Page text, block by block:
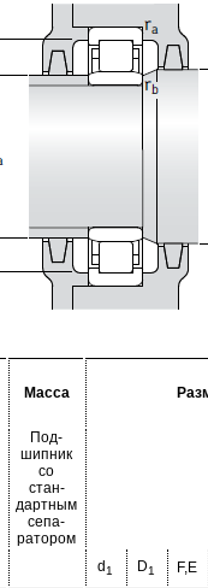
Масса
Под-
шипник
со
стан-
дартным
сепа-
ратором
d1 D1 F,E